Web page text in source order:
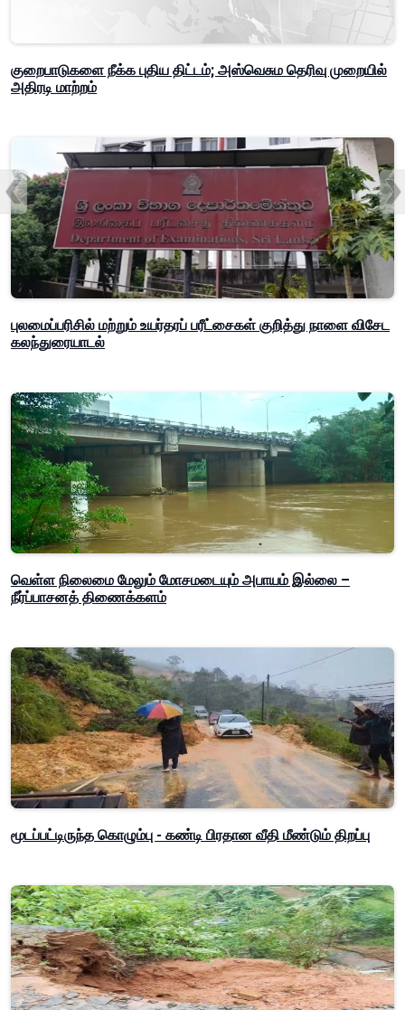
குறைபாடுகளை நீக்க புதிய திட்டம்; அஸ்வெசும தெரிவு முறையில்
அதிரடி மாற்றம்
புலமைப்பரிசில் மற்றும் உயர்தரப் பரீட்சைகள் குறித்து நாளை விசேட
கலந்துரையாடல்
வெள்ள நிலைமை மேலும் மோசமடையும் அபாயம் இல்லை –
நீர்ப்பாசனத் திணைக்களம்
மூடப்பட்டிருந்த கொழும்பு - கண்டி பிரதான வீதி மீண்டும் திறப்பு